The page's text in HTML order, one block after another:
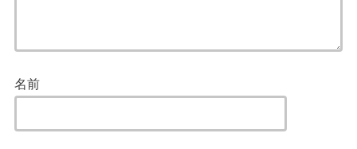
名前